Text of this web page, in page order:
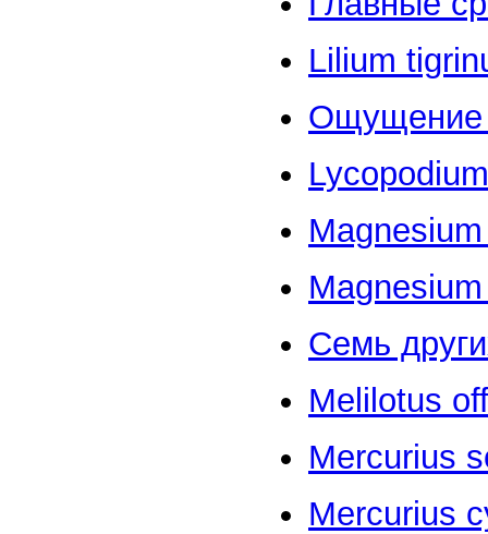
Lilium
Ощущение
Lycopodium
Семь
Melilotus
Mercurius
Mercurius